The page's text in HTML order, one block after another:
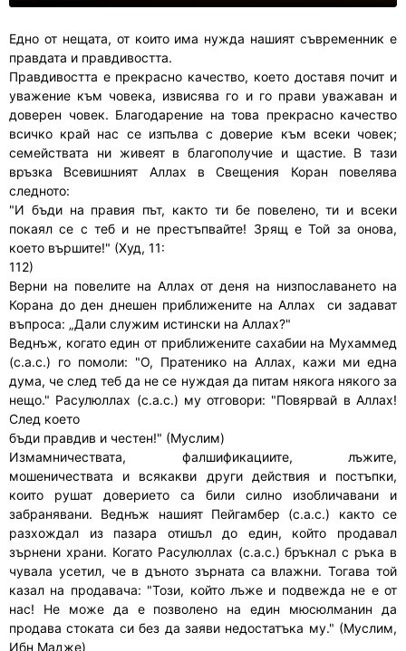
Едно от нещата, от които има нужда нашият съвременник е
правдата и правдивостта.
Правдивостта е прекрасно качество, което доставя почит и
уважение към човека, извисява го и го прави уважаван и
доверен човек. Благодарение на това прекрасно качество
всичко край нас се изпълва с доверие към всеки човек;
семействата ни живеят в благополучие и щастие. В тази
връзка Всевишният Аллах в Свещения Коран повелява
следното:
"И бъди на правия път, както ти бе повелено, ти и всеки
покаял се с теб и не престъпвайте! Зрящ е Той за онова,
което вършите!" (Худ, 11:
112)
Верни на повелите на Аллах от деня на низпославането на
Корана до ден днешен приближените на Аллах си задават
въпроса: „Дали служим истински на Аллах?"
Веднъж, когато един от приближените сахабии на Мухаммед
(с.а.с.) го помоли: "О, Пратенико на Аллах, кажи ми една
дума, че след теб да не се нуждая да питам някога някого за
нещо." Расулюллах (с.а.с.) му отговори: "Повярвай в Аллах!
След което
бъди правдив и честен!" (Муслим)
Измамничествата, фалшификациите, лъжите,
мошеничествата и всякакви други действия и постъпки,
които рушат доверието са били силно изобличавани и
забранявани. Веднъж нашият Пейгамбер (с.а.с.) както се
разхождал из пазара отишъл до един, който продавал
зърнени храни. Когато Расулюллах (с.а.с.) бръкнал с ръка в
чувала усетил, че в дъното зърната са влажни. Тогава той
казал на продавача: "Този, който лъже и подвежда не е от
нас! Не може да е позволено на един мюсюлманин да
продава стоката си без да заяви недостатъка му." (Муслим,
Ибн Мадже)